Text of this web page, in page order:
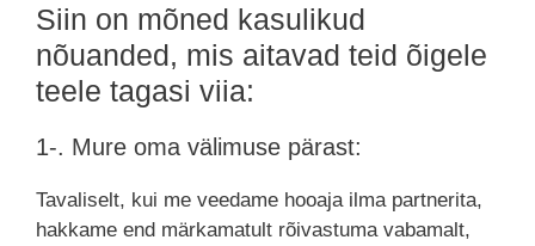
Siin on mõned kasulikud
nõuanded, mis aitavad teid õigele
teele tagasi viia:
1-. Mure oma välimuse pärast:
Tavaliselt, kui me veedame hooaja ilma partnerita,
hakkame end märkamatult rõivastuma vabamalt,